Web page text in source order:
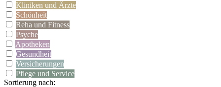
Kliniken und Ärzte
Schönheit
Reha und Fitness
Psyche
Apotheken
Gesundheit
Versicherungen
Pflege und Service
Sortierung nach: